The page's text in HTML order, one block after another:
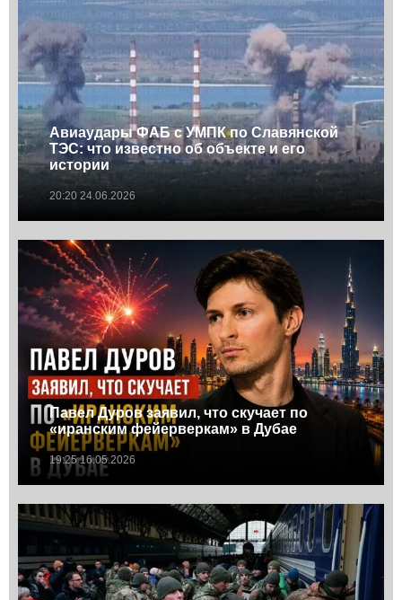
Авиаудары ФАБ с УМПК по Славянской
ТЭС: что известно об объекте и его
истории
20:20 24.06.2026
Павел Дуров заявил, что скучает по
«иранским фейерверкам» в Дубае
19:25 16.05.2026